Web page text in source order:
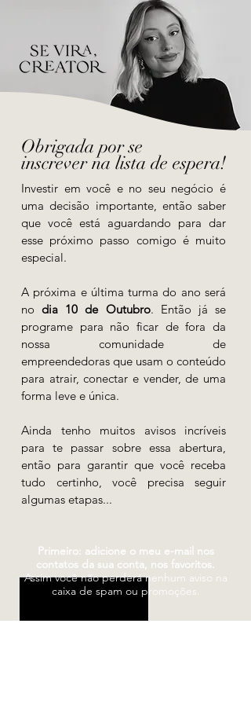
Obrigada por se
inscrever na lista de espera!
Investir em você e no seu negócio é
uma decisão importante, então saber
que você está aguardando para dar
esse próximo passo comigo é muito
especial.
A próxima e última turma do ano será
nodia 10 de Outubro. Então já se
programe para não ficar de fora da
nossa comunidade de
empreendedoras que usam o conteúdo
para atrair, conectar e vender, de uma
forma leve e única.
Ainda tenho muitos avisos incríveis
para te passar sobre essa abertura,
então para garantir que você receba
tudo certinho, você precisa seguir
algumas etapas...
Primeiro: adicione o meu e-mail nos
contatos da sua conta, nos favoritos.
Assim você não perderá nenhum aviso na
caixa de spam ou promoções.